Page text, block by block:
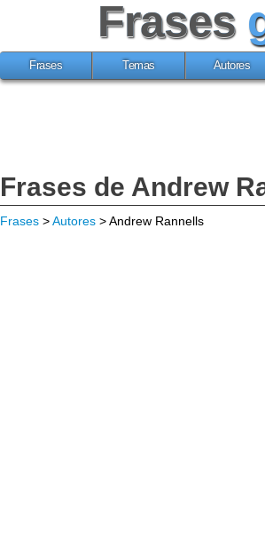
Frases
Frases Temas Autores
Frases de Andrew
Frases >Autores > Andrew Rannells